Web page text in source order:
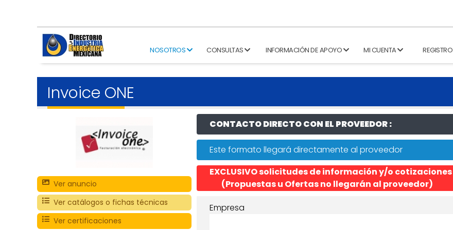
NOSOTROS CONSULTAS INFORMACIÓN DE APOYO MI CUENTA REGISTRO
Invoice ONE
Ver anuncio
Ver catálogos o fichas técnicas
Ver certificaciones
CONTACTO DIRECTO CON EL PROVEEDOR :
Este formato llegará directamente al proveedor
EXCLUSIVO solicitudes de información y/o cotizaciones
(Propuestas u Ofertas no llegarán al proveedor)
Empresa